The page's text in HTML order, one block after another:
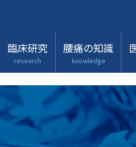
臨床研究
research
腰痛の知識
knowledge